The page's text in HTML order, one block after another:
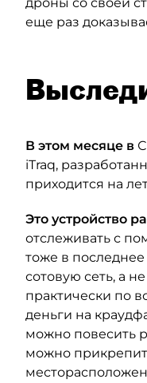
еще раз
В этом месяце в
iTraq,
приходится на
Это устройство
отслеживать с
тоже в последнее
сотовую сеть, а
практически по
деньги на
можно повесить
можно